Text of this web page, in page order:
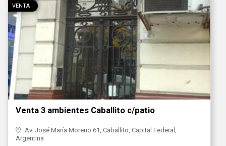
VENTA
Venta 3 ambientes Caballito c/patio
Av. José María Moreno 61, Caballito, Capital Federal,
Argentina